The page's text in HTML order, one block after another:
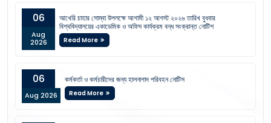
06
Aug
2026
আখেরি চাহার সোম্বা উপলক্ষে আগামী ১২ আগস্ট ২০২৬ তারিখ বুধবার
বিশ্ববিদ্যালয়ের একাডেমিক ও অফিস কার্যক্রম বন্ধ সংক্রান্ত নোটিশ
Read More
06
Aug 2026
কর্মকর্তা ও কর্মচারীদের জন্য হালনাগাদ পরিবহন নোটিস
Read More